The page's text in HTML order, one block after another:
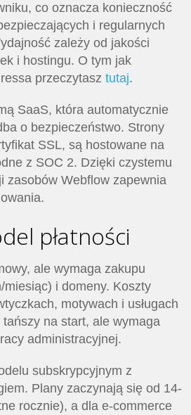
co oznacza konieczność
i regularnych
zależy od jakości
i hostingu. O tym jak
przeczytasz tutaj.
SaaS, która automatycznie
o bezpieczeństwo. Strony
SSL, są hostowane na
z SOC 2. Dzięki czystemu
zasobów Webflow zapewnia
płatności
ale wymaga zakupu
miesiąc) i domeny. Koszty
motywach i usługach
na start, ale wymaga
administracyjnej.
subskrypcyjnym z
Plany zaczynają się od 14-
rocznie), a dla e-commerce